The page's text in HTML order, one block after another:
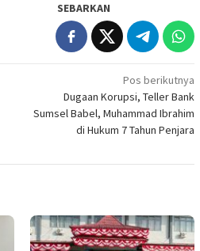
SEBARKAN
Pos berikutnya
Dugaan Korupsi, Teller Bank
Sumsel Babel, Muhammad Ibrahim
di Hukum 7 Tahun Penjara